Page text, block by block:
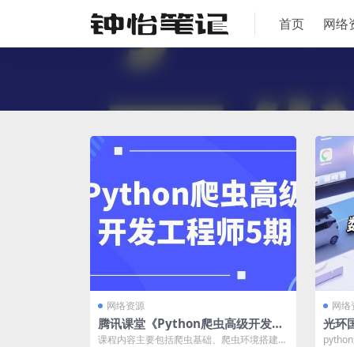
首页 网络
网络资源
腾讯课堂《Python爬虫高级开发工
程师第5期》
课程内容主要包括爬虫基础、爬虫环境搭建、
网络
光环
练营